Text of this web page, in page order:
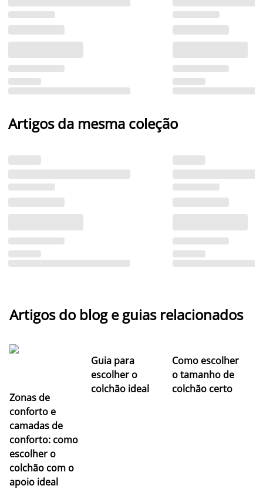
Artigos da mesma coleção
Artigos do blog e guias relacionados
Zonas de
conforto e
camadas de
conforto: como
escolher o
colchão com o
apoio ideal
Guia para
escolher o
colchão ideal
Como escolher
o tamanho de
colchão certo